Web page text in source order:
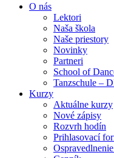
O nás
Lektori
Naša škola
Naše priestory
Novinky
Partneri
School of
Tanzschule –
Kurzy
Aktuálne kurzy
Nové zápisy
Rozvrh hodín
Prihlasovací